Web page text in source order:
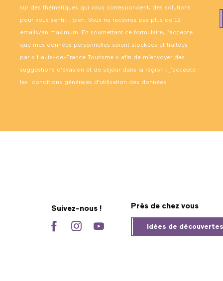
sur des thématiques qui vous correspondent, des solutions
pour vous sentir… bien. Vous ne recevrez pas plus de 12
emails/an maximum. En soumettant ce formulaire, j’accepte
que mes données personnelles soient stockées et traitées
par « Hauts-de-France Tourisme » afin de m’envoyer des
suggestions d’évasion et de séjour dans la région ; j’accepte
les conditions générales d’utilisation des données.
Suivez-nous ! Près de chez vous
Idées de découvertes